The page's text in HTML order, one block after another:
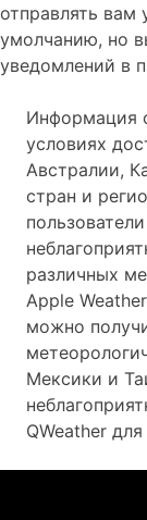
отправлять вам
умолчанию, но
уведомлений в
Информация
условиях
Австралии,
стран и
различных
Apple
можно
Мексики и
QWeather